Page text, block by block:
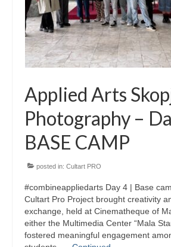
Updates for the
the Festivals Programme
Design & Architecture
Design & Architecture
Design & Architecture
& 2
The Group of Participants
and Architecture Programme
SMART SCHOOL
About Us
Applied Arts
Photography –
BASE CAMP
posted in: Cultart PRO
#combineappliedarts Day 4 | Base
Cultart Pro Project brought creativity
exchange, held at Cinematheque of
either the Multimedia Center “Mala
fostered meaningful engagement